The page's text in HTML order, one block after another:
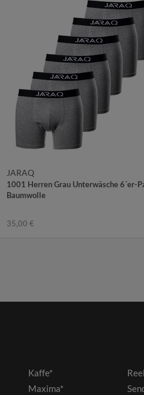
JARAQ
1001 Herren Grau Unterwäsche 6´er-
Baumwolle
35,00 €
Kaffe*
Maxima*